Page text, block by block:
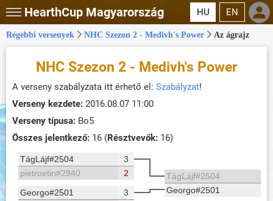
HearthCup Magyarország HU EN
Régebbi versenyek NHC Szezon 2 - Medivh's Power Az ágrajz
NHC Szezon 2 - Medivh's Power
A verseny szabályzata itt érhető el: Szabályzat!
Verseny kezdete: 2016.08.07 11:00
Verseny típusa: Bo5
Összes jelentkező: 16 (Résztvevők: 16)
TágLájf#2504
3
pietroetin#2940
2
Georgo#2501
3
TágLájf#2504
Georgo#2501